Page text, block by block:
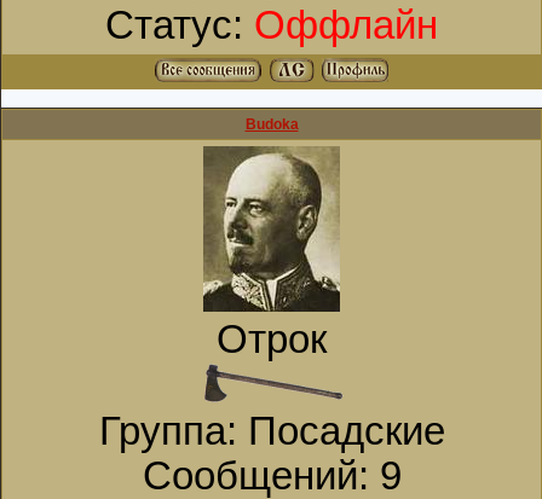
Статус: Оффлайн
Budoka
Отрок
Группа: Посадские
Сообщений: 9